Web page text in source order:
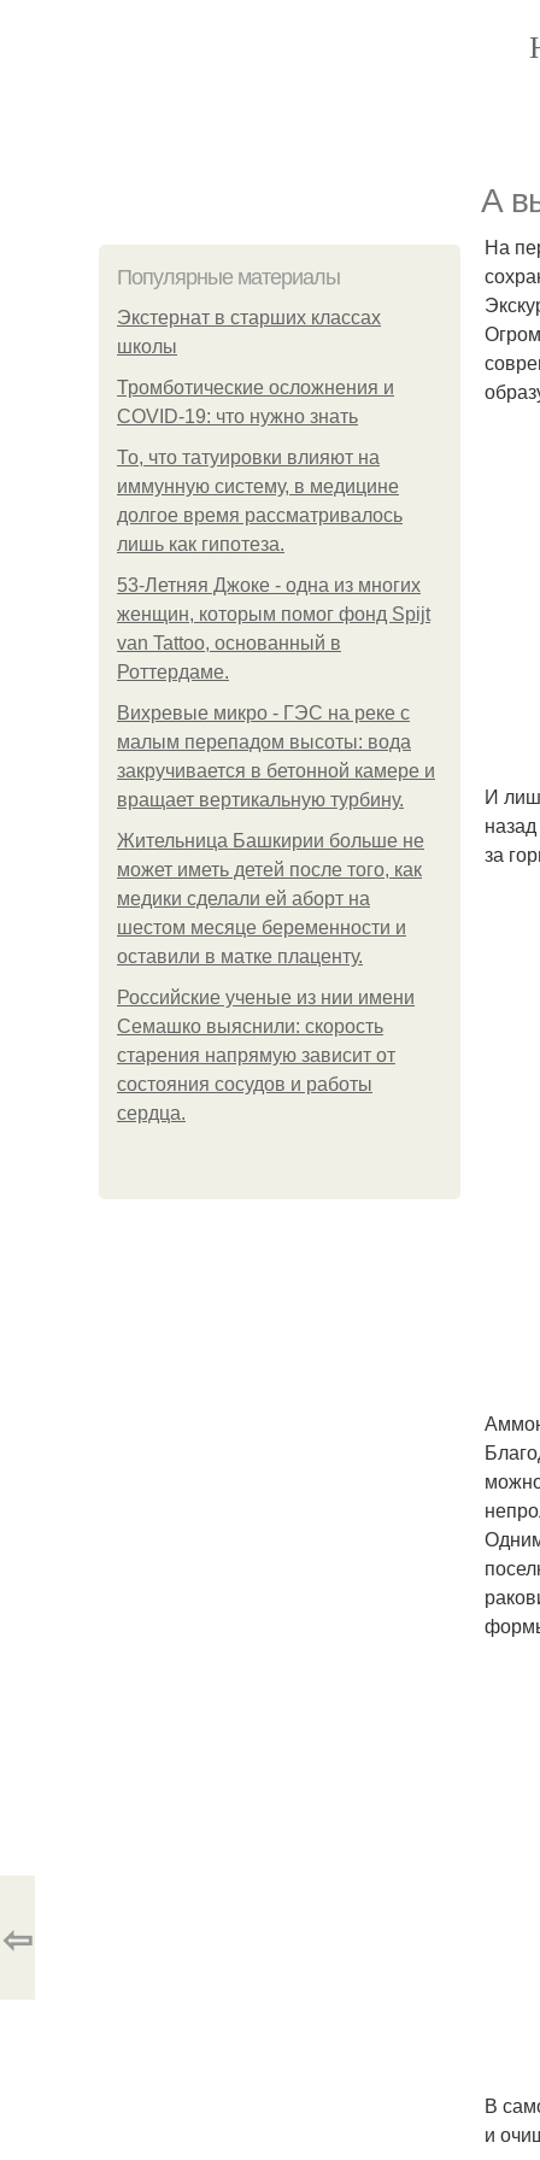
А
Популярные материалы
Экстернат в старших классах
школы
Тромботические осложнения и
COVID-19: что нужно знать
То, что татуировки влияют на
иммунную систему, в медицине
долгое время рассматривалось
лишь как гипотеза.
53-Летняя Джоке - одна из многих
женщин, которым помог фонд Spijt
van Tattoo, основанный в
Роттердаме.
Вихревые микро - ГЭС на реке с
малым перепадом высоты: вода
закручивается в бетонной камере и
вращает вертикальную турбину.
Жительница Башкирии больше не
может иметь детей после того, как
медики сделали ей аборт на
шестом месяце беременности и
оставили в матке плаценту.
Российские ученые из нии имени
Семашко выяснили: скорость
старения напрямую зависит от
состояния сосудов и работы
сердца.
На
И
за
В
и
⇦